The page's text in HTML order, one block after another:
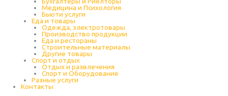
Медицина и Психология
Бьюти услуги
Еда и товары
Одежда, электротовары
Производство продукции
Еда и рестораны
Строительные материалы
Другие товары
Спорт и отдых
Отдых и развлечения
Спорт и Оборудование
Разные услуги
Контакты